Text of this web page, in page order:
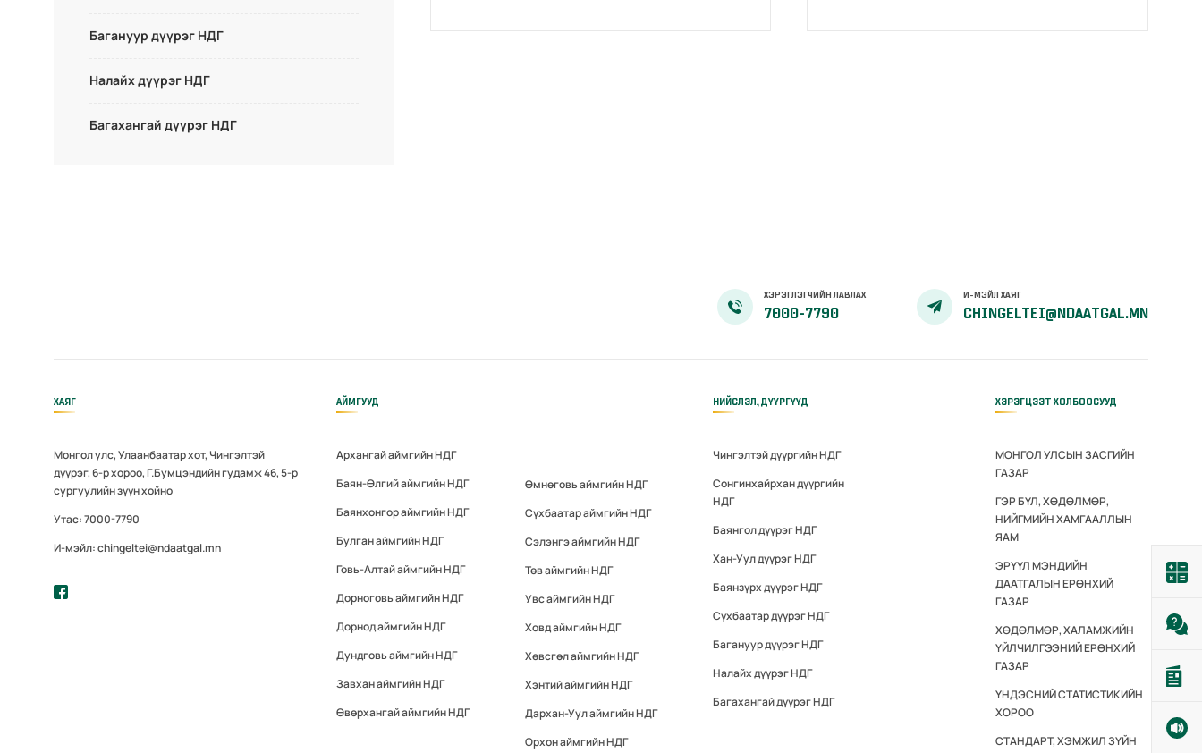
Багануур дүүрэг НДГ
Налайх дүүрэг НДГ
Багахангай дүүрэг НДГ
ХЭРЭГЛЭГЧИЙН ЛАВЛАХ
7000-7790
И-МЭЙЛ ХАЯГ
CHINGELTEI@NDAATGAL.MN
ХАЯГ
Монгол улс, Улаанбаатар хот, Чингэлтэй
дүүрэг, 6-р хороо, Г.Бумцэндийн гудамж 46, 5-р
сургуулийн зүүн хойно
Утас: 7000-7790
И-мэйл: chingeltei@ndaatgal.mn
АЙМГУУД
Архангай аймгийн НДГ
Баян-Өлгий аймгийн НДГ
Баянхонгор аймгийн НДГ
Булган аймгийн НДГ
Говь-Алтай аймгийн НДГ
Дорноговь аймгийн НДГ
Дорнод аймгийн НДГ
Дундговь аймгийн НДГ
Завхан аймгийн НДГ
Өвөрхангай аймгийн НДГ
Өмнөговь аймгийн НДГ
Сүхбаатар аймгийн НДГ
Сэлэнгэ аймгийн НДГ
Төв аймгийн НДГ
Увс аймгийн НДГ
Ховд аймгийн НДГ
Хөвсгөл аймгийн НДГ
Хэнтий аймгийн НДГ
Дархан-Уул аймгийн НДГ
Орхон аймгийн НДГ
НИЙСЛЭЛ, ДҮҮРГҮҮД
Чингэлтэй дүүргийн НДГ
Сонгинхайрхан дүүргийн
НДГ
Баянгол дүүрэг НДГ
Хан-Уул дүүрэг НДГ
Баянзүрх дүүрэг НДГ
Сүхбаатар дүүрэг НДГ
Багануур дүүрэг НДГ
Налайх дүүрэг НДГ
Багахангай дүүрэг НДГ
ХЭРЭГЦЭЭТ ХОЛБООСУУД
МОНГОЛ УЛСЫН ЗАСГИЙН
ГАЗАР
ГЭР БҮЛ, ХӨДӨЛМӨР,
НИЙГМИЙН ХАМГААЛЛЫН
ЯАМ
ЭРҮҮЛ МЭНДИЙН
ДААТГАЛЫН ЕРӨНХИЙ
ГАЗАР
ХӨДӨЛМӨР, ХАЛАМЖИЙН
ҮЙЛЧИЛГЭЭНИЙ ЕРӨНХИЙ
ГАЗАР
ҮНДЭСНИЙ СТАТИСТИКИЙН
ХОРОО
СТАНДАРТ, ХЭМЖИЛ ЗҮЙН